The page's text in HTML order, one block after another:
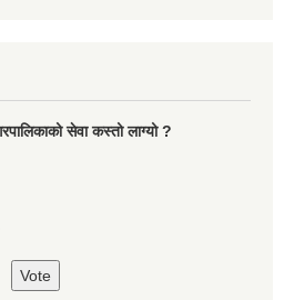
सेवा कस्तो लाग्यो ?